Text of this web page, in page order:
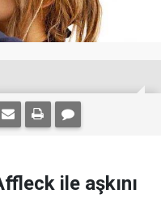
ile aşkını